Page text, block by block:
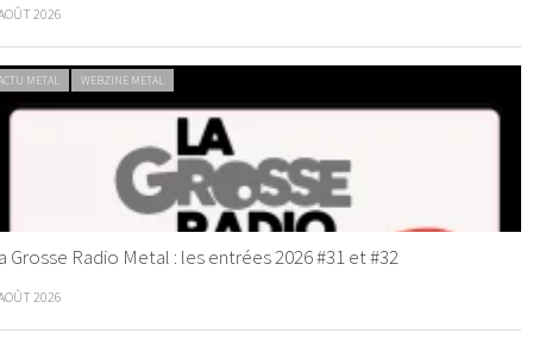
2026
METAL WEBZINE METAL
Grosse Radio Metal : les entrées 2026 #31 et #32
2026